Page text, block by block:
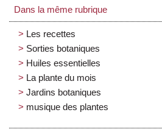
Dans la même rubrique
Les recettes
Sorties botaniques
Huiles essentielles
La plante du mois
Jardins botaniques
musique des plantes